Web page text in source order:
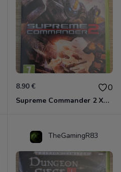
8.90 € 0
Supreme Commander 2 Xbox 360
TheGamingR83